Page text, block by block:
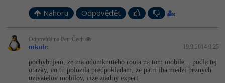
Nahoru Odpovědět
Odpovídá na Petr Čech
mkub: 19.9.2014 9:25
pochybujem, ze ma odomknuteho roota na tom mobile... podla tej
otazky, co tu polozila predpokladam, ze patri iba medzi beznych
uzivatelov mobilov, cize ziadny expert